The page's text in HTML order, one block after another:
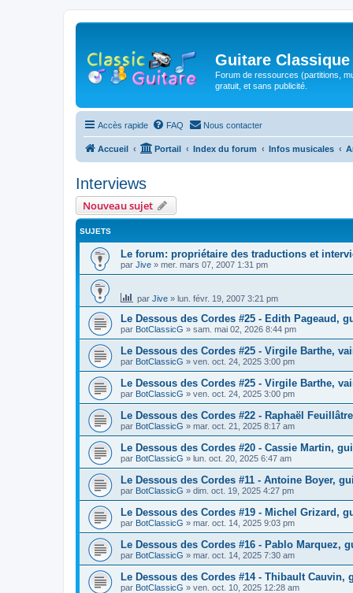
Guitare Classique
Forum de ressources (partitions,
gratuit, et sans publicité.
Accès rapide FAQ Nous contacter
Accueil Portail Index du forum Infos musicales
Interviews
Nouveau sujet
SUJETS
Le forum: propriétaire des traductions et
par Jive » mer. mars 07, 2007 1:31 pm
par Jive » lun. févr. 19, 2007 3:21 pm
Le Dessous des Cordes #25 - Edith Pageaud,
par BotClassicG » sam. mai 02, 2026 8:44 pm
Le Dessous des Cordes #25 - Virgile Barthe,
par BotClassicG » ven. oct. 24, 2025 3:00 pm
Le Dessous des Cordes #25 - Virgile Barthe,
par BotClassicG » ven. oct. 24, 2025 3:00 pm
Le Dessous des Cordes #22 - Raphaël
par BotClassicG » mar. oct. 21, 2025 8:17 am
Le Dessous des Cordes #20 - Cassie Martin,
par BotClassicG » lun. oct. 20, 2025 6:47 am
Le Dessous des Cordes #11 - Antoine Boyer,
par BotClassicG » dim. oct. 19, 2025 4:27 pm
Le Dessous des Cordes #19 - Michel Grizard,
par BotClassicG » mar. oct. 14, 2025 9:03 pm
Le Dessous des Cordes #16 - Pablo Marquez,
par BotClassicG » mar. oct. 14, 2025 7:30 am
Le Dessous des Cordes #14 - Thibault Cauvin,
par BotClassicG » ven. oct. 10, 2025 12:28 am